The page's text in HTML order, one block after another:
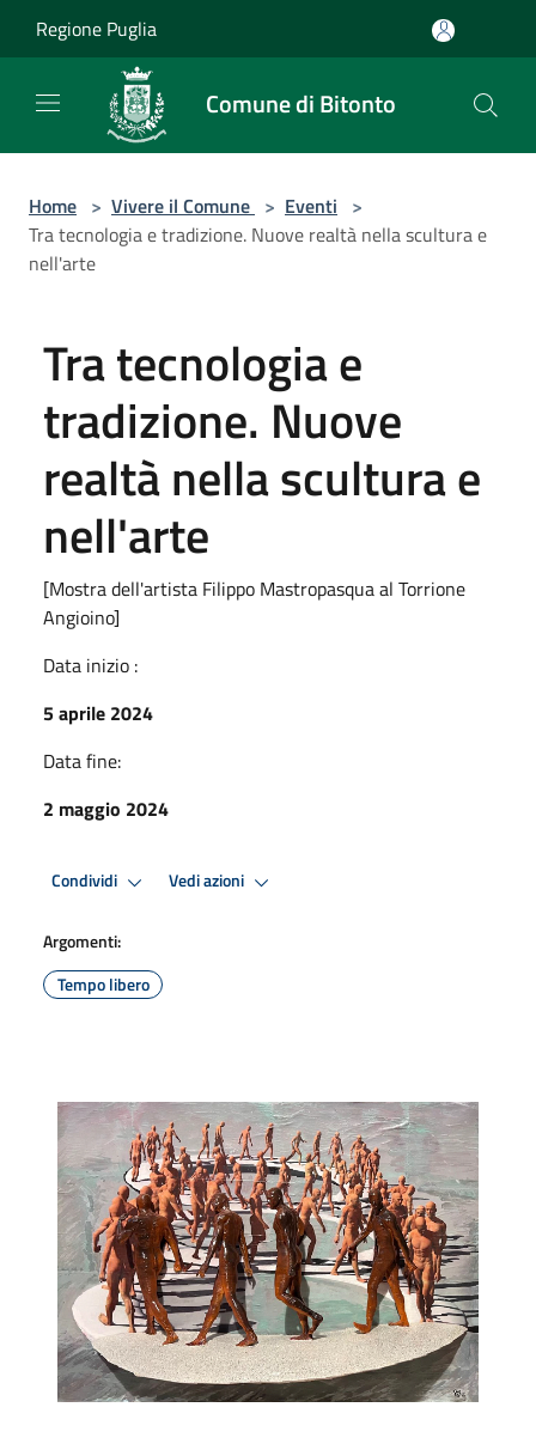
Regione Puglia
Comune di Bitonto
Home > Vivere il Comune > Eventi >
Tra tecnologia e tradizione. Nuove realtà nella scultura e
nell'arte
Tra tecnologia e
tradizione. Nuove
realtà nella scultura e
nell'arte
[Mostra dell'artista Filippo Mastropasqua al Torrione
Angioino]
Data inizio :
5 aprile 2024
Data fine:
2 maggio 2024
Condividi Vedi azioni
Argomenti:
Tempo libero